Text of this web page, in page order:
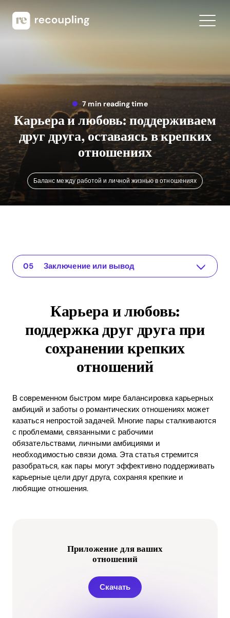
7 min reading time
Карьера и любовь: поддерживаем
друг друга, оставаясь в крепких
отношениях
Баланс между работой и личной жизнью в отношениях
Карьера и любовь: поддержка друг друга при сохранении крепких отношений
Приложение для ваших отношений
Понимание проблемы
Практические решения или идеи
Заключение или вывод
Карьера и любовь:
поддержка друг друга при
сохранении крепких
отношений
В современном быстром мире балансировка карьерных
амбиций и заботы о романтических отношениях может
казаться непростой задачей. Многие пары сталкиваются
с проблемами, связанными с рабочими
обязательствами, личными амбициями и
необходимостью связи дома. Эта статья стремится
разобраться, как пары могут эффективно поддерживать
карьерные цели друг друга, сохраняя крепкие и
любящие отношения.
Приложение для ваших
отношений
Скачать